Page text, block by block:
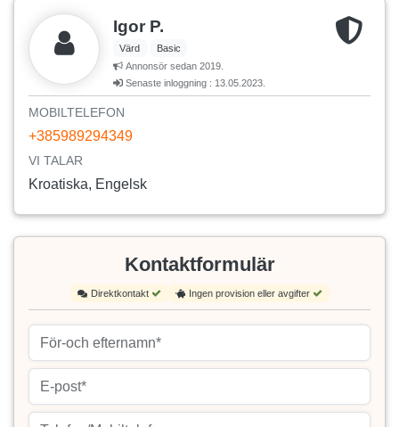
Igor P.
Värd
Basic
Annonsör sedan 2019.
Senaste inloggning : 13.05.2023.
MOBILTELEFON
+385989294349
VI TALAR
Kroatiska, Engelsk
Kontaktformulär
Direktkontakt Ingen provision eller avgifter